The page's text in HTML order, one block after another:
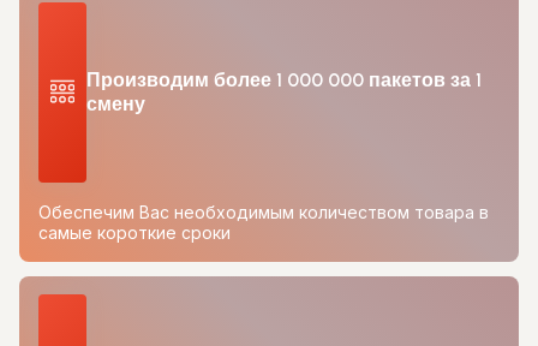
Производим более 1 000 000 пакетов за 1
смену
Обеспечим Вас необходимым количеством товара в
самые короткие сроки